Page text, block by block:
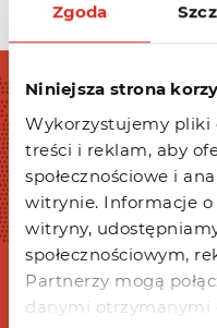
Zgoda
Niniejsza strona
Wykorzystujemy pliki
treści i reklam, aby
społecznościowe i
witrynie. Informacje o
witryny,
społecznościowym,
Partnerzy mogą
danymi otrzymanymi
Masz pytania?
Napisz do
Chętnie
BOK@KRU.PL